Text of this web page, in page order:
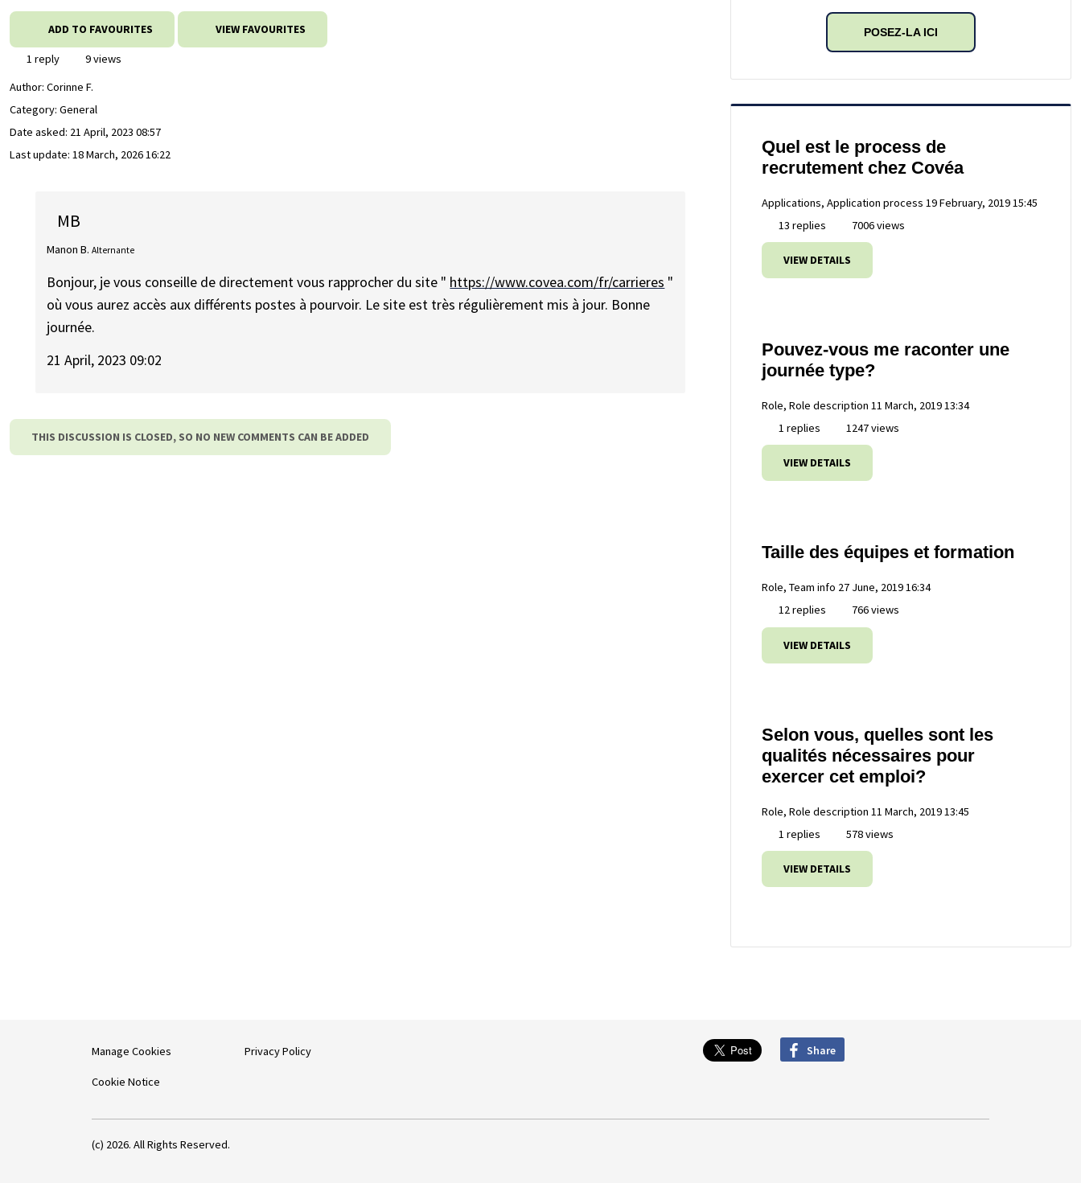
ADD TO FAVOURITES VIEW FAVOURITES
1 reply
9 views
Author: Corinne F.
Category: General
Date asked: 21 April, 2023 08:57
Last update: 18 March, 2026 16:22
MB
Manon B. Alternante
Bonjour, je vous conseille de directement vous rapprocher du site " https://www.covea.com/fr/carrieres "
où vous aurez accès aux différents postes à pourvoir. Le site est très régulièrement mis à jour. Bonne
journée.
21 April, 2023 09:02
THIS DISCUSSION IS CLOSED, SO NO NEW COMMENTS CAN BE ADDED
POSEZ-LA ICI
Quel est le process de
recrutement chez Covéa
Applications, Application process 19 February, 2019 15:45
13 replies
7006 views
VIEW DETAILS
Pouvez-vous me raconter une
journée type?
Role, Role description 11 March, 2019 13:34
1 replies
1247 views
VIEW DETAILS
Taille des équipes et formation
Role, Team info 27 June, 2019 16:34
12 replies
766 views
VIEW DETAILS
Selon vous, quelles sont les
qualités nécessaires pour
exercer cet emploi?
Role, Role description 11 March, 2019 13:45
1 replies
578 views
VIEW DETAILS
Manage Cookies
Cookie Notice
Privacy Policy Share
(c) 2026. All Rights Reserved.